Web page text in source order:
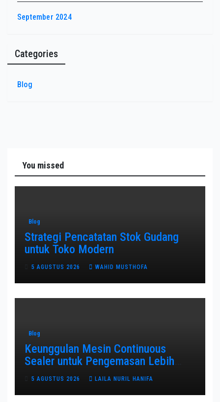
September 2024
Categories
Blog
You missed
Blog
Strategi Pencatatan Stok Gudang
untuk Toko Modern
5 AGUSTUS 2026 WAHID MUSTHOFA
Blog
Keunggulan Mesin Continuous
Sealer untuk Pengemasan Lebih
Efisien
5 AGUSTUS 2026 LAILA NURIL HANIFA